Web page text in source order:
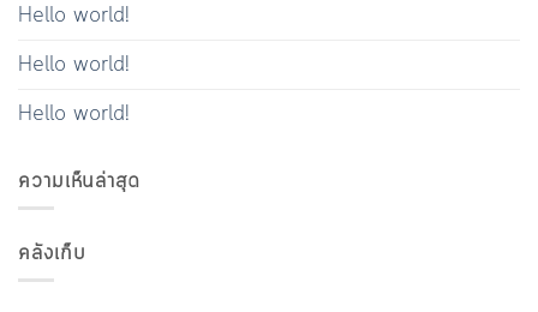
Hello world!
Hello world!
Hello world!
ความเห็นล่าสุด
คลังเก็บ